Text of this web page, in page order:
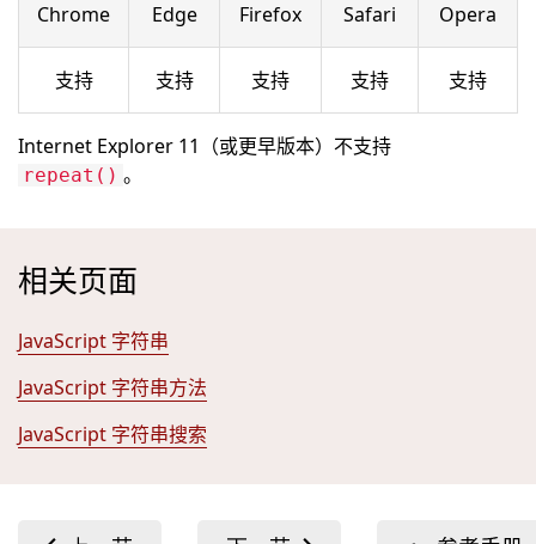
Chrome Edge Firefox Safari Opera
支持 支持 支持 支持 支持
Internet Explorer 11（或更早版本）不支持
repeat() 。
相关页面
JavaScript 字符串
JavaScript 字符串方法
JavaScript 字符串搜索